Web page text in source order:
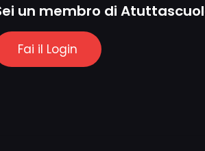
un membro di
Fai il Login